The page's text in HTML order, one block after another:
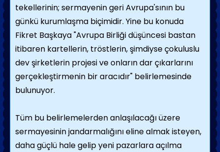
tekellerinin; sermayenin geri Avrupa'sının bu
günkü kurumlaşma biçimidir. Yine bu konuda
Fikret Başkaya "Avrupa Birliği düşüncesi bastan
itibaren kartellerin, tröstlerin, şimdiyse çokuluslu
dev şirketlerin projesi ve onların dar çıkarlarını
gerçekleştirmenin bir aracıdır" belirlemesinde
bulunuyor.
Tüm bu belirlemelerden anlaşılacağı üzere
sermayesinin jandarmalığını eline almak isteyen,
daha güçlü hale gelip yeni pazarlara açılma